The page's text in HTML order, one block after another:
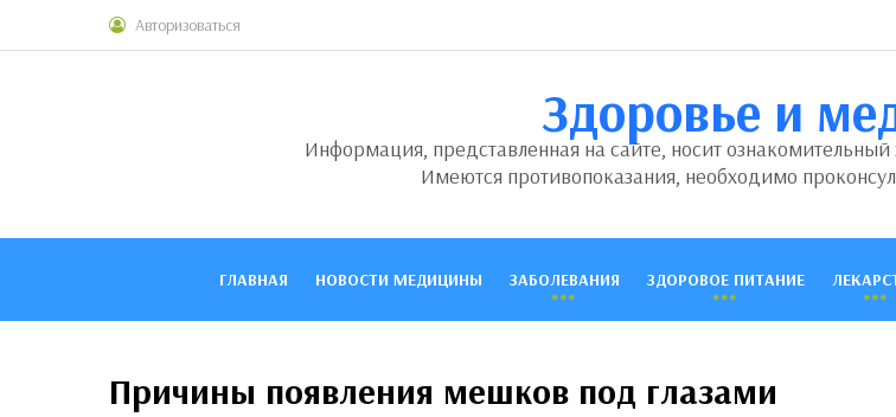
Авторизоваться
Здоровье и
Информация, представленная на сайте, носит ознакомительный
Имеются противопоказания, необходимо
ГЛАВНАЯ НОВОСТИ МЕДИЦИНЫ ЗАБОЛЕВАНИЯ ЗДОРОВОЕ ПИТАНИЕ
Причины появления мешков под глазами